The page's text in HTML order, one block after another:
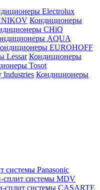
Electrolux
Кондиционеры
CHiQ
AQUA
EUROHOFF
Lessar Кондиционеры
Tosot
Кондиционеры
системы Panasonic
сплит системы MDV
сплит системы CASARTE